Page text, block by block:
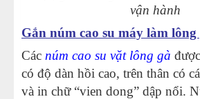
vận hành
Gắn núm cao su máy làm lông
Các núm cao su vặt lông gà
có độ dàn hồi cao, trên thân có
và in chữ “vien dong” dập nổi.